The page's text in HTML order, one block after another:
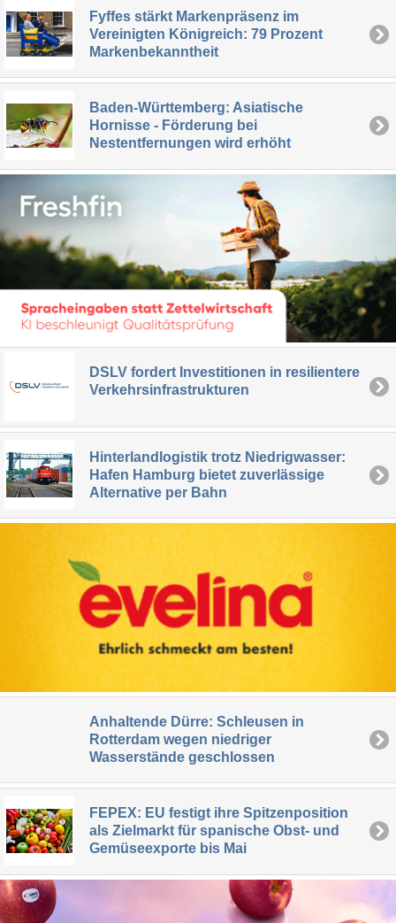
Fyffes stärkt Markenpräsenz im
Vereinigten Königreich: 79 Prozent
Markenbekanntheit
Baden-Württemberg: Asiatische
Hornisse - Förderung bei
Nestentfernungen wird erhöht
DSLV fordert Investitionen in resilientere
Verkehrsinfrastrukturen
Hinterlandlogistik trotz Niedrigwasser:
Hafen Hamburg bietet zuverlässige
Alternative per Bahn
Anhaltende Dürre: Schleusen in
Rotterdam wegen niedriger
Wasserstände geschlossen
FEPEX: EU festigt ihre Spitzenposition
als Zielmarkt für spanische Obst- und
Gemüseexporte bis Mai